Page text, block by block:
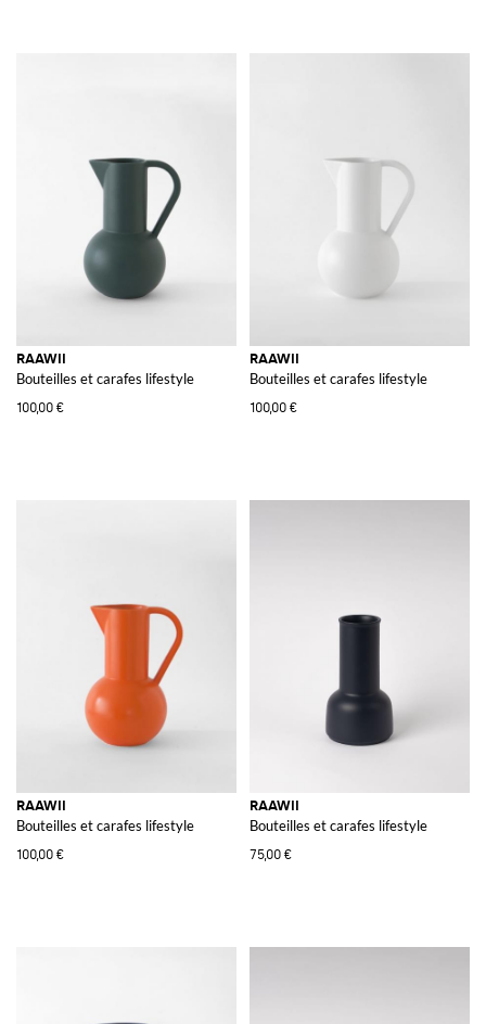
RAAWII
Bouteilles et carafes lifestyle
100,00 €
RAAWII
Bouteilles et carafes lifestyle
100,00 €
RAAWII
Bouteilles et carafes lifestyle
100,00 €
RAAWII
Bouteilles et carafes lifestyle
75,00 €